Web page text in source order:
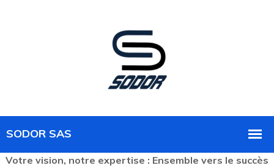
Votre vision, notre expertise : Ensemble vers le succès